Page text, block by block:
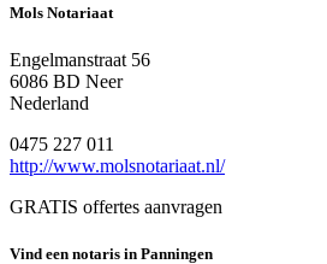
Mols Notariaat
Engelmanstraat 56
6086 BD Neer
Nederland
0475 227 011
http://www.molsnotariaat.nl/
GRATIS offertes aanvragen
Vind een notaris in Panningen